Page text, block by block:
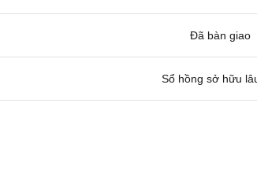
Đã bàn giao
Sổ hồng sở hữu